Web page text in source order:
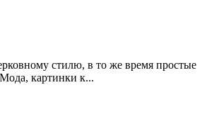
стилю, в то же время простые
картинки к...